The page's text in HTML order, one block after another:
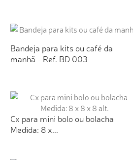
Bandeja para kits ou café da
manhã - Ref. BD 003
Cx para mini bolo ou bolacha
Medida: 8 x...